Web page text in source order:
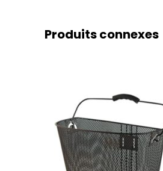
Produits connexes